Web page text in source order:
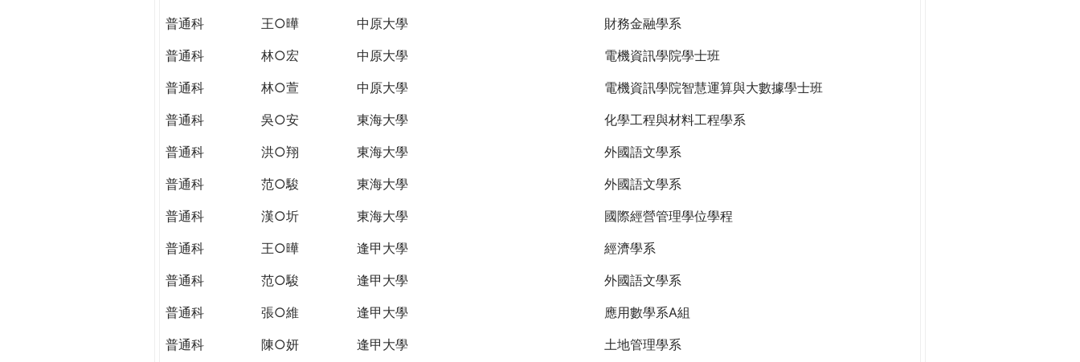
普通科
王○曄 中原大學
財務金融學系
普通科
林○宏 中原大學
電機資訊學院學士班
普通科
林○萱 中原大學
電機資訊學院智慧運算與大數據學士班
普通科
吳○安 東海大學
化學工程與材料工程學系
普通科
洪○翔 東海大學
外國語文學系
普通科
范○駿 東海大學
外國語文學系
普通科
漢○圻 東海大學
國際經營管理學位學程
普通科
王○曄 逢甲大學
經濟學系
普通科
范○駿 逢甲大學
外國語文學系
普通科
張○維 逢甲大學
應用數學系A組
普通科
陳○妍 逢甲大學
土地管理學系